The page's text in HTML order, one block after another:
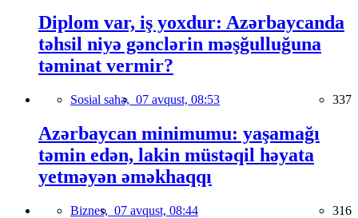
Diplom var, iş yoxdur: Azərbaycanda
təhsil niyə gənclərin məşğulluğuna
təminat vermir?
Sosial sahə, 07 avqust, 08:53 337
Azərbaycan minimumu: yaşamağı
təmin edən, lakin müstəqil həyata
yetməyən əməkhaqqı
Biznes, 07 avqust, 08:44 316